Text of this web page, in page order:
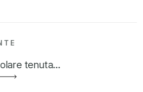
tenuta…